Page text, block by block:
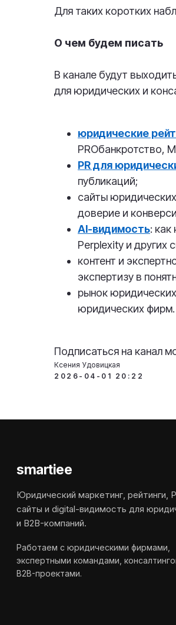
Для таких коротких
О чем будем писать
В канале будут
для юридических и
юридические
PROбанкротство,
PR для
публикаций;
сайты
доверие и
AI-видимость:
Perplexity и других
контент и
экспертизу в
рынок
юридических фирм.
Подписаться на канал
Ксения Удовицкая
2026-04-01 20:22
smartiee
Юридический маркетинг, рейтинги,
сайты и digital-видимость для
и B2B-компаний.
Работаем с юридическими фирмами,
экспертными командами,
B2B-проектами.